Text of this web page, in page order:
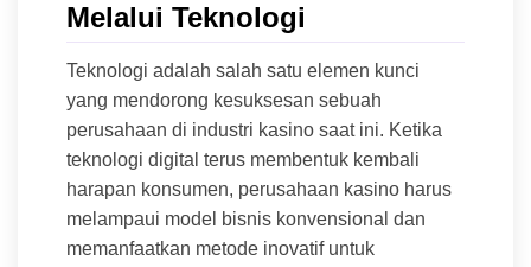
Melalui Teknologi
Teknologi adalah salah satu elemen kunci
yang mendorong kesuksesan sebuah
perusahaan di industri kasino saat ini. Ketika
teknologi digital terus membentuk kembali
harapan konsumen, perusahaan kasino harus
melampaui model bisnis konvensional dan
memanfaatkan metode inovatif untuk